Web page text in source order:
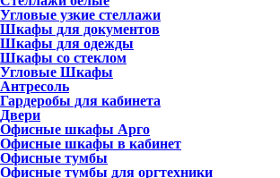
Угловые узкие стеллажи
Шкафы для документов
Шкафы для одежды
Шкафы со стеклом
Угловые Шкафы
Антресоль
Гардеробы для кабинета
Двери
Офисные шкафы Арго
Офисные шкафы в кабинет
Офисные тумбы
Офисные тумбы для оргтехники